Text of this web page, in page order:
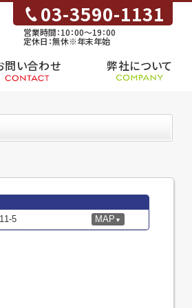
03-3590-1131
営業時間：10：00～19：00
定休日：無休※年末年始
問い合わせ 弊社について
5 MAP ▼